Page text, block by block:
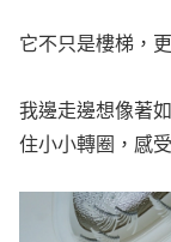
它不只是樓梯，
我邊走邊想像著
住小小轉圈，感